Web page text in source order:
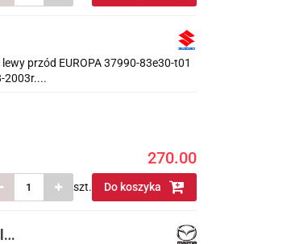
przód EUROPA 37990-83e30-t01
2003r....
270.00
szt. Do koszyka